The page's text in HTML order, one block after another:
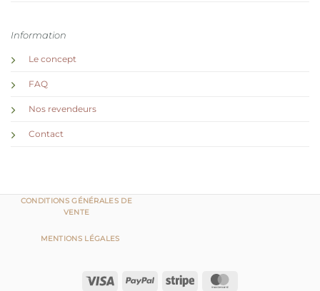
Information
Le concept
FAQ
Nos revendeurs
Contact
Visa PayPal Stripe
CONDITIONS GÉNÉRALES DE
VENTE
MENTIONS LÉGALES